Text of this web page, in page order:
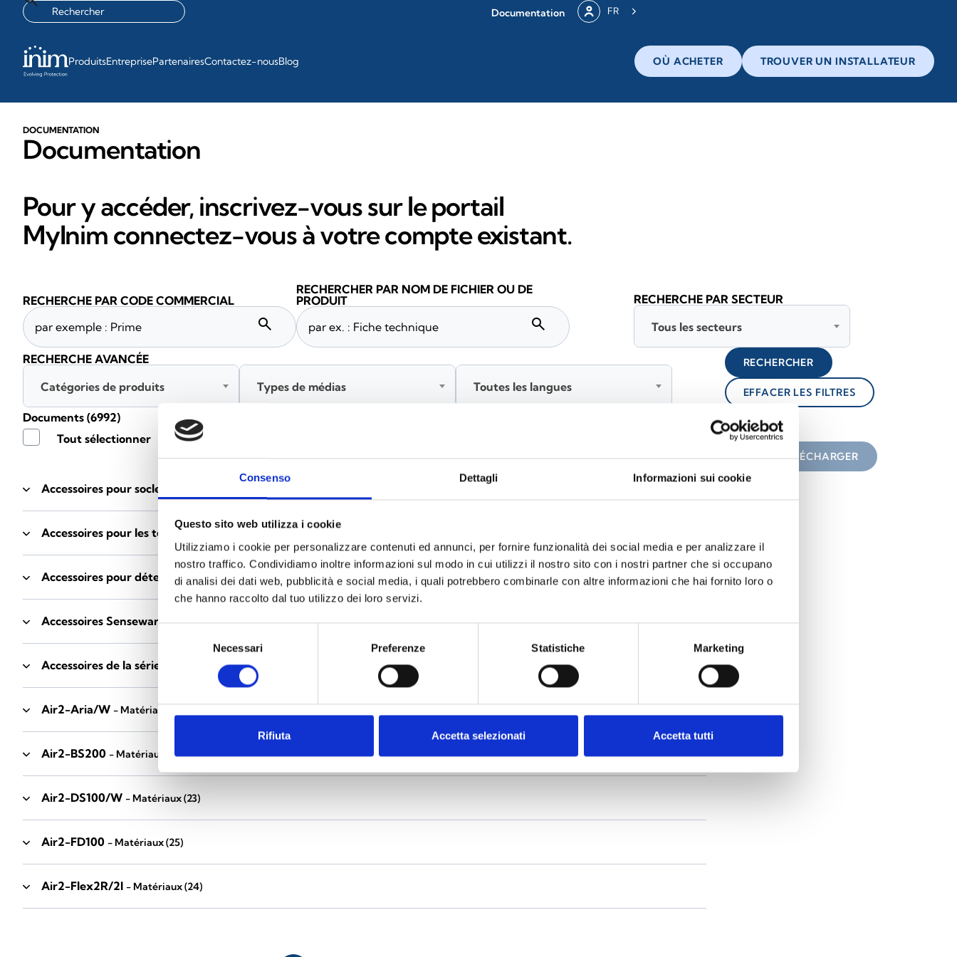
Consenso Dettagli Informazioni sui cookie
Questo sito web utilizza i cookie
Utilizziamo i cookie per personalizzare contenuti ed annunci, per fornire funzionalità dei social media e per analizzare il
nostro traffico. Condividiamo inoltre informazioni sul modo in cui utilizzi il nostro sito con i nostri partner che si occupano
di analisi dei dati web, pubblicità e social media, i quali potrebbero combinarle con altre informazioni che hai fornito loro o
che hanno raccolto dal tuo utilizzo dei loro servizi.
consenso
Necessari Preferenze Statistiche Marketing
Rifiuta Accetta selezionati Accetta tutti
Documentation FR
ProduitsEntreprisePartenairesContactez-nousBlog OÙ ACHETER TROUVER UN INSTALLATEUR
DOCUMENTATION
Documentation
Pour y accéder, inscrivez-vous sur le portail
MyInim connectez-vous à votre compte existant.
Accessoires pour socles EB00
Accessoires pour les tests des détecteurs
Accessoires pour détecteurs Enea - Matériaux (35)
Accessoires Senseware - Matériaux(2)
Accessoires de la série Industrial - Matériaux
Air2-Aria/W - Matériaux
Air2-BS200 - Matériaux (34)
Air2-DS100/W - Matériaux(23)
Air2-FD100 - Matériaux(25)
Air2-Flex2R/2I - Matériaux(24)
Documents (6992)
Tout sélectionner
TÉLÉCHARGER
RECHERCHE PAR CODE COMMERCIAL
search
RECHERCHER PAR NOM DE FICHIER OU DE
PRODUIT
search
RECHERCHE PAR SECTEUR
Tous les secteurs
RECHERCHE AVANCÉE
Catégories de produits
Types de médias Toutes les langues
RECHERCHER
EFFACER LES FILTRES